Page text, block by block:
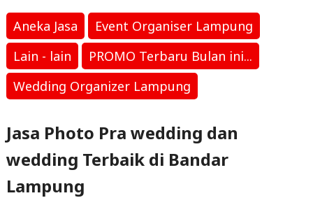
b
o
o
k
r A
p
p
Wedding
Termurah
dan
Terlengkap
di
Bandar
lampung"
Aneka Jasa
Event Organiser Lampung
Lain - lain
PROMO Terbaru Bulan ini...
Wedding Organizer Lampung
Jasa Photo Pra wedding dan
wedding Terbaik di Bandar
Lampung